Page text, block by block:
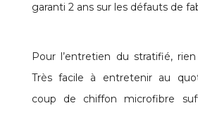
garanti 2 ans sur les défauts de
Pour l’entretien du stratifié,
Très facile à entretenir au
coup de chiffon microfibre